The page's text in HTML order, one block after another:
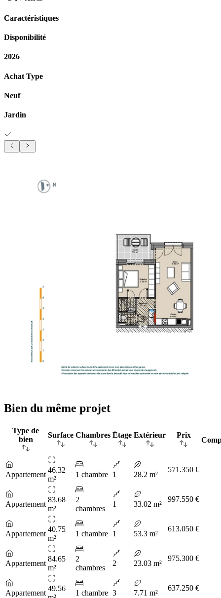
Caractéristiques
Disponibilité
2026
Achat Type
Neuf
Jardin
Bien du même projet
Type de
bien
Surface Chambres Étage Extérieur Prix
Appartement
46.32
m²
1 chambre 1 28.2 m²
571.350 €
Appartement
83.68
m²
2
chambres
1 33.02 m²
997.550 €
Appartement
40.75
m²
1 chambre 1 53.3 m²
613.050 €
Appartement
84.65
m²
2
chambres
2 23.03 m²
975.300 €
Appartement
49.56
1 chambre 3 7.71 m²
637.250 €